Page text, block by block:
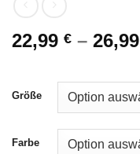
22,99 € – 26,99
Größe
Farbe